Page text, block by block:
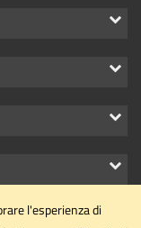
l'esperienza di